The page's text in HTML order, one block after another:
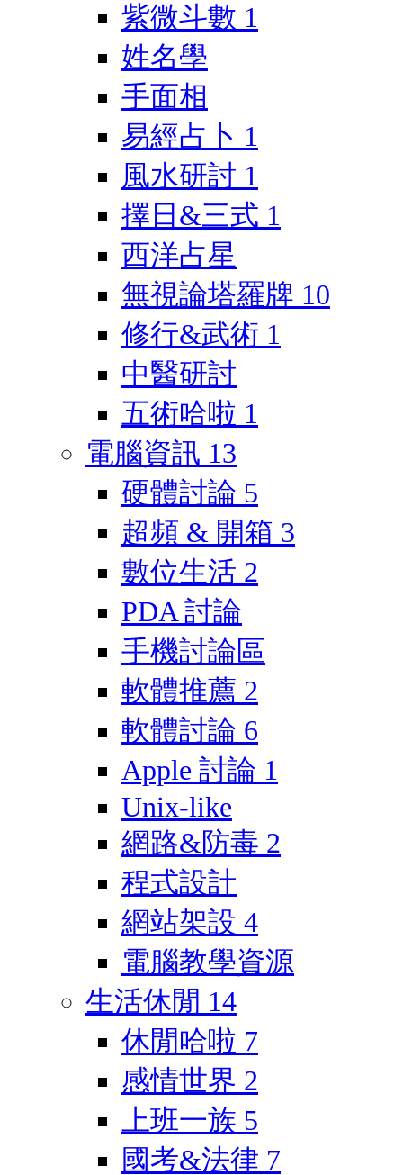
紫微斗數 1
姓名學
手面相
易經占卜 1
風水研討 1
擇日&三式 1
西洋占星
無視論塔羅牌 10
修行&武術 1
中醫研討
五術哈啦 1
電腦資訊 13
硬體討論 5
超頻 & 開箱 3
數位生活 2
PDA 討論
手機討論區
軟體推薦 2
軟體討論 6
Apple 討論 1
Unix-like
網路&防毒 2
程式設計
網站架設 4
電腦教學資源
生活休閒 14
休閒哈啦 7
感情世界 2
上班一族 5
國考&法律 7